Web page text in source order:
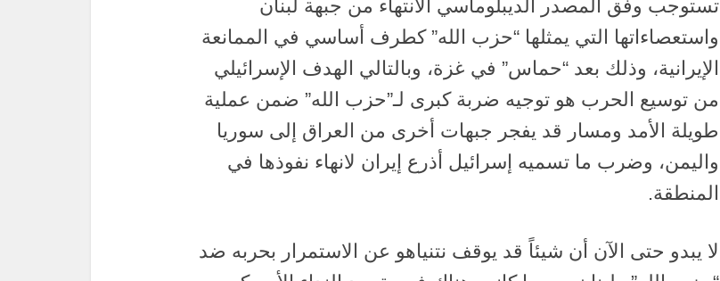
تستوجب وفق المصدر الديبلوماسي الانتهاء من جبهة لبنان
واستعصاءاتها التي يمثلها “حزب الله” كطرف أساسي في الممانعة
الإيرانية، وذلك بعد “حماس” في غزة، وبالتالي الهدف الإسرائيلي
من توسيع الحرب هو توجيه ضربة كبرى لـ”حزب الله” ضمن عملية
طويلة الأمد ومسار قد يفجر جبهات أخرى من العراق إلى سوريا
واليمن، وضرب ما تسميه إسرائيل أذرع إيران لانهاء نفوذها في
المنطقة.
لا يبدو حتى الآن أن شيئاً قد يوقف نتنياهو عن الاستمرار بحربه ضد